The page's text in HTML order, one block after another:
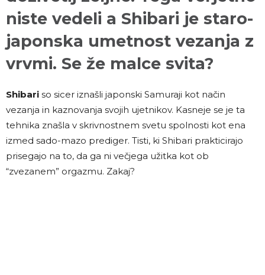
niste vedeli a Shibari je staro-
japonska umetnost vezanja z
vrvmi. Se že malce svita?
Shibari so sicer iznašli japonski Samuraji kot način
vezanja in kaznovanja svojih ujetnikov. Kasneje se je ta
tehnika znašla v skrivnostnem svetu spolnosti kot ena
izmed sado-mazo prediger. Tisti, ki Shibari prakticirajo
prisegajo na to, da ga ni večjega užitka kot ob
“zvezanem” orgazmu. Zakaj?